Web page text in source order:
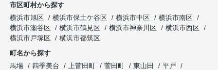
市区町村から探す
横浜市旭区
横浜市保土ケ谷区 横浜市中区
横浜市南区
横浜市瀬谷区
横浜市鶴見区 横浜市神奈川区
横浜市西区
横浜市戸塚区
横浜市都筑区
町名から探す
馬場
四季美台 上菅田町 菅田町 東山田
平戸